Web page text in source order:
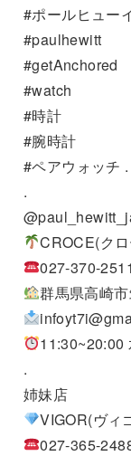
#ポールヒュー
#paulhewitt
#getAnchored
#watch
#時計
#腕時計
#ペアウォッチ .
.
CROCE(ク
027-370-2511
群馬県高崎
11:30~20:00
.
姉妹店
VIGOR(ヴィ
027-365-